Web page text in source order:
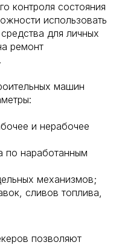
контроля состояния
использовать
для личных
ремонт
машин
и нерабочее
по наработанным
механизмов;
сливов топлива,
позволяют